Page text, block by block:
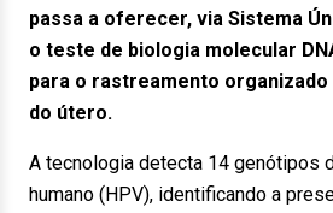
passa a oferecer, via Sistema
o teste de biologia molecular
para o rastreamento
do útero.
A tecnologia detecta 14 genótipos
humano (HPV), identificando a